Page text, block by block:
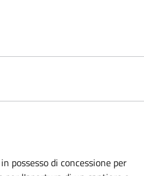
possesso di concessione per